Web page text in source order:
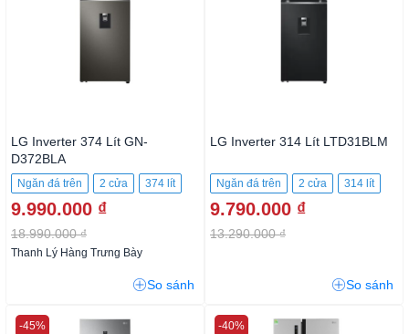
LG Inverter 374 Lít GN-
D372BLA
Ngăn đá trên 2 cửa 374 lít
9.990.000 ₫
18.990.000 ₫
Thanh Lý Hàng Trưng Bày
So sánh
LG Inverter 314 Lít LTD31BLM
Ngăn đá trên 2 cửa 314 lít
9.790.000 ₫
13.290.000 ₫
So sánh
-45% -40%